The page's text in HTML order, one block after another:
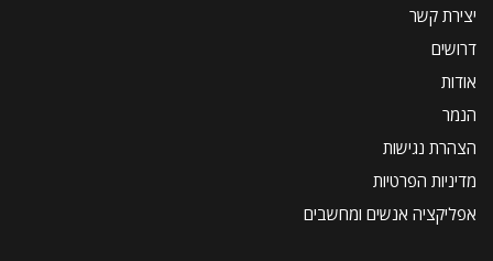
יצירת קשר
דרושים
אודות
הנמר
הצהרת נגישות
מדיניות הפרטיות
אפליקציה אנשים ומחשבים